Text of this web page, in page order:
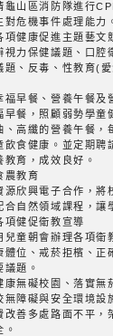
龜山區消防隊進行
對危機事件處理能力
健康促進主題藝文
視力保健議題、口腔
題、反毒、性教育(
早餐、營養午餐及
早餐，照顧弱勢學童
、高纖的營養午餐，
飲食健康。並定期聘
教育，成效良好。
教育
源欣興電子合作，將
合自然領域課程，讓
健促衛教宣導
兒童朝會辦理各項衛
體位、戒菸拒檳、正
議題。
無礙校園、落實無
無障礙與安全環境設
改善多處路面不平，
。